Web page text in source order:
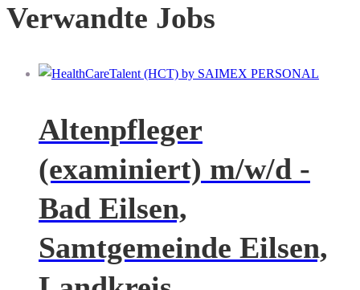
Verwandte Jobs
Altenpfleger
(examiniert) m/w/d -
Bad Eilsen,
Samtgemeinde Eilsen,